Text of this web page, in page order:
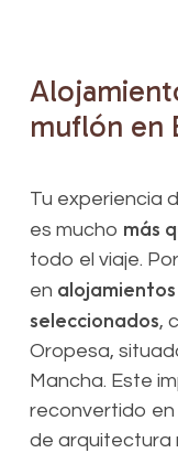
muflón en
Tu experiencia
es mucho más
todo el viaje.
en
seleccionados,
Oropesa,
Mancha. Este
reconvertido
de arquitectura